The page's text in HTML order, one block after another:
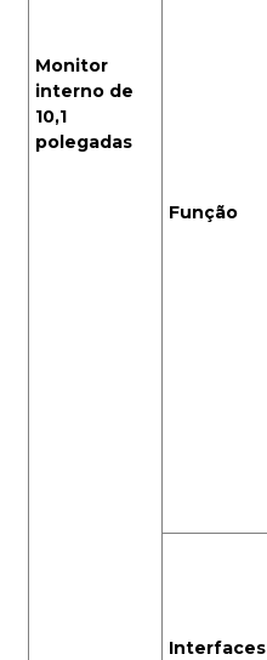
Monitor
interno de
10,1
polegadas
Função
Interfaces